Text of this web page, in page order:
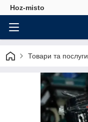
Hoz-misto
Товари та послуги